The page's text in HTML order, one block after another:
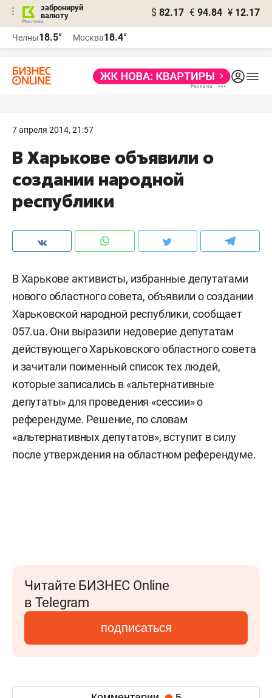
забронируй
валюту
$ 82.17 € 94.84 ¥ 12.17
Челны18.5° Москва18.4°
7 апреля 2014, 21:57
В Харькове объявили о
создании народной
республики
В Харькове активисты, избранные депутатами
нового областного совета, объявили о создании
Харьковской народной республики, сообщает
057.ua. Они выразили недоверие депутатам
действующего Харьковского областного совета
и зачитали поименный список тех людей,
которые записались в «альтернативные
депутаты» для проведения «сессии» о
референдуме. Решение, по словам
«альтернативных депутатов», вступит в силу
после утверждения на областном референдуме.
Читайте БИЗНЕС Online
в Telegram
подписаться